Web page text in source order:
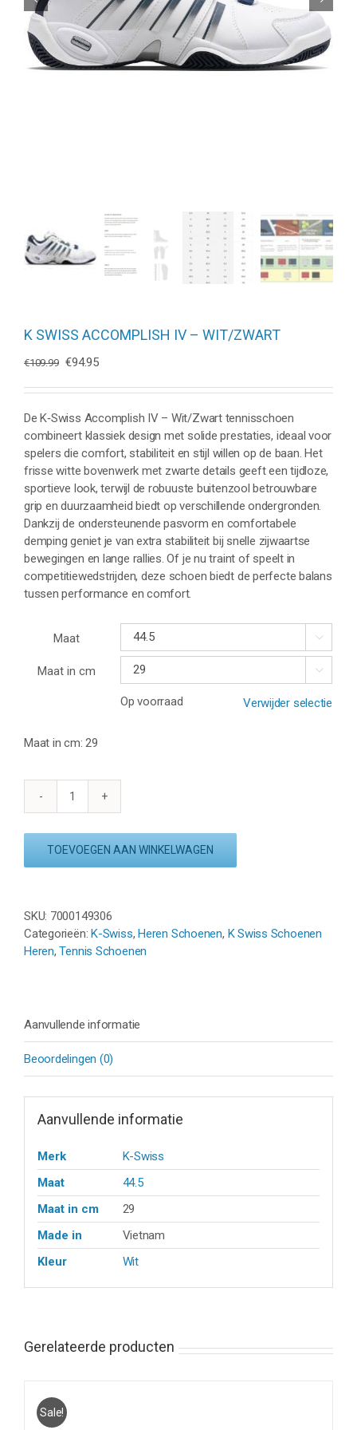
K SWISS ACCOMPLISH IV – WIT/ZWART
€109.99 Oorspronkelijke
was:
€109.99.
€94.95Huidige
is:
€94.95.
De K‑Swiss Accomplish IV – Wit/Zwart tennisschoen
combineert klassiek design met solide prestaties, ideaal voor
spelers die comfort, stabiliteit en stijl willen op de baan. Het
frisse witte bovenwerk met zwarte details geeft een tijdloze,
sportieve look, terwijl de robuuste buitenzool betrouwbare
grip en duurzaamheid biedt op verschillende ondergronden.
Dankzij de ondersteunende pasvorm en comfortabele
demping geniet je van extra stabiliteit bij snelle zijwaartse
bewegingen en lange rallies. Of je nu traint of speelt in
competitiewedstrijden, deze schoen biedt de perfecte balans
tussen performance en comfort.
Maat 
Maat in cm 
Op voorraad Verwijder selectie
Maat in cm: 29
K
IV
aantal
TOEVOEGEN AAN WINKELWAGEN
SKU: 7000149306
Categorieën:K-Swiss,Heren Schoenen, K Swiss Schoenen
Heren,Tennis Schoenen
Aanvullende informatie
Beoordelingen (0)
Aanvullende informatie
Merk
K-Swiss
Maat
44.5
Maat in cm
29
Made in
Vietnam
Kleur
Wit
Gerelateerde producten
Sale!